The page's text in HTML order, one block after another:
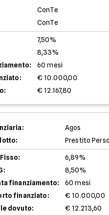
ConTe
ConTe
7,50%
8,33%
60 mesi
€ 10.000,00
€ 12.167,80
Agos
Prestito
6,89%
8,50%
finanziamento:
60 mesi
finanziato:
€ 10.000,00
dovuto:
€ 12.213,60